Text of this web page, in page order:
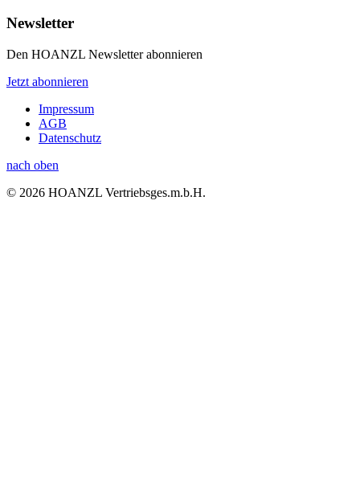
Newsletter
Den HOANZL Newsletter abonnieren
Jetzt abonnieren
Impressum
AGB
Datenschutz
nach oben
© 2026 HOANZL Vertriebsges.m.b.H.